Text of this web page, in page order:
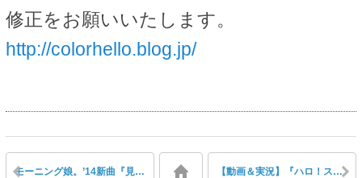
修正をお願いいたします。
http://colorhello.blog.jp/
モーニング娘。’14新曲『見返り美人』フジ『めざましテレビ』でMV公開 【動画＆実況】『ハロ！ステ』#85 スマイレージからのお知らせ、モー娘。’14新曲MV公開！秋ツアー、J=J告知、研修生新曲 MC:菅谷梨沙子・中西香菜